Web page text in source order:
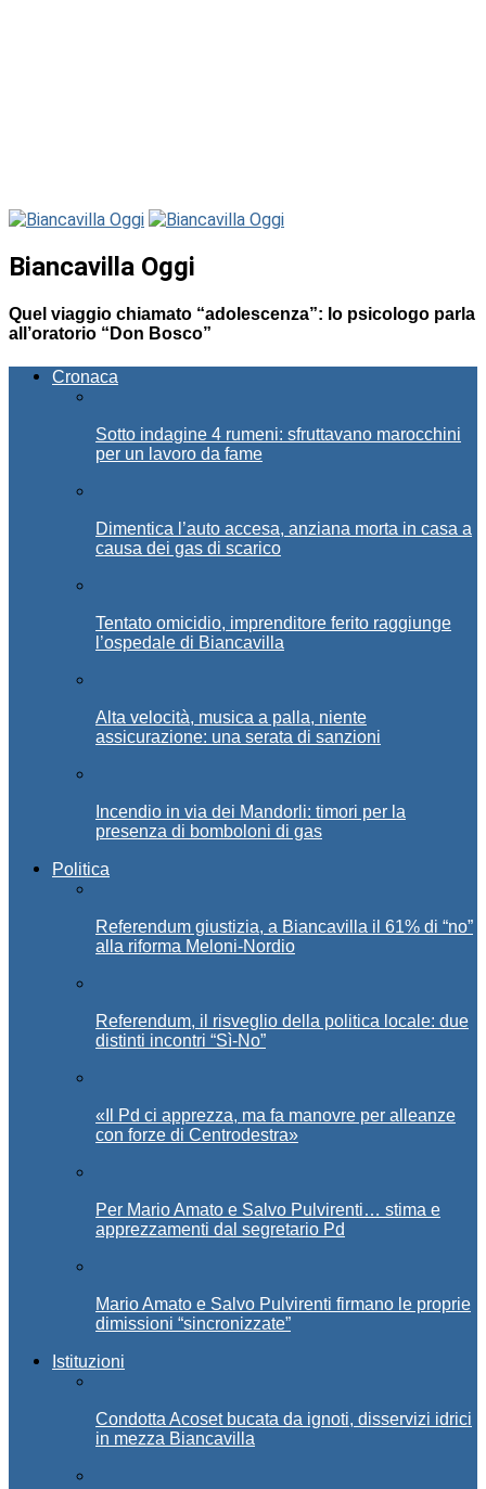
Biancavilla Oggi
Quel viaggio chiamato “adolescenza”: lo psicologo parla
all’oratorio “Don Bosco”
Cronaca
Sotto indagine 4 rumeni: sfruttavano marocchini
per un lavoro da fame
Dimentica l’auto accesa, anziana morta in casa a
causa dei gas di scarico
Tentato omicidio, imprenditore ferito raggiunge
l’ospedale di Biancavilla
Alta velocità, musica a palla, niente
assicurazione: una serata di sanzioni
Incendio in via dei Mandorli: timori per la
presenza di bomboloni di gas
Politica
Referendum giustizia, a Biancavilla il 61% di “no”
alla riforma Meloni-Nordio
Referendum, il risveglio della politica locale: due
distinti incontri “Sì-No”
«Il Pd ci apprezza, ma fa manovre per alleanze
con forze di Centrodestra»
Per Mario Amato e Salvo Pulvirenti… stima e
apprezzamenti dal segretario Pd
Mario Amato e Salvo Pulvirenti firmano le proprie
dimissioni “sincronizzate”
Istituzioni
Condotta Acoset bucata da ignoti, disservizi idrici
in mezza Biancavilla